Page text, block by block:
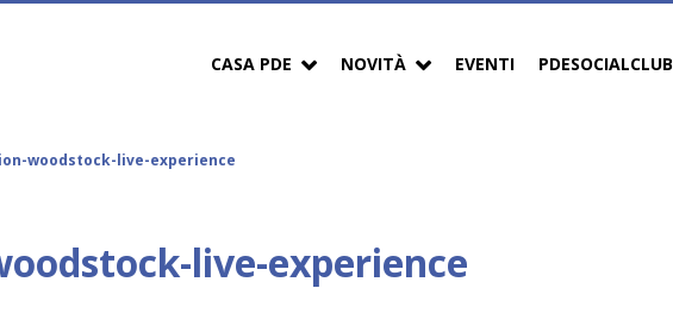
CASA PDE NOVITÀ EVENTI PDESOCIALCLUB
woodstock-live-experience
live-experience